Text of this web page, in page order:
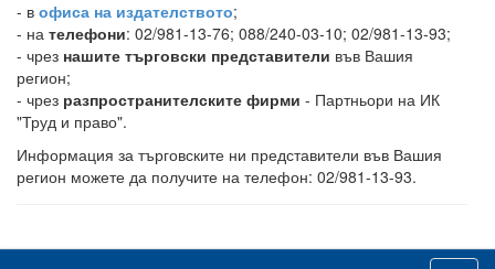
- в офиса на издателството;
- на телефони: 02/981-13-76; 088/240-03-10; 02/981-13-93;
- чрез нашите търговски представители във Вашия
регион;
- чрез разпространителските фирми - Партньори на ИК
"Труд и право".
Информация за търговските ни представители във Вашия
регион можете да получите на телефон: 02/981-13-93.